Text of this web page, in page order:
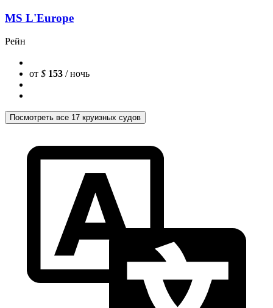
MS L'Europe
Рейн
от $ 153 / ночь
Посмотреть все 17 круизных судов